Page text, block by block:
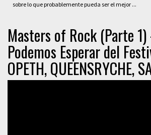
sobre lo que probablemente pueda ser el mejor ...
Masters of Rock (Parte 1)
Podemos Esperar del
OPETH, QUEENSRYCHE,